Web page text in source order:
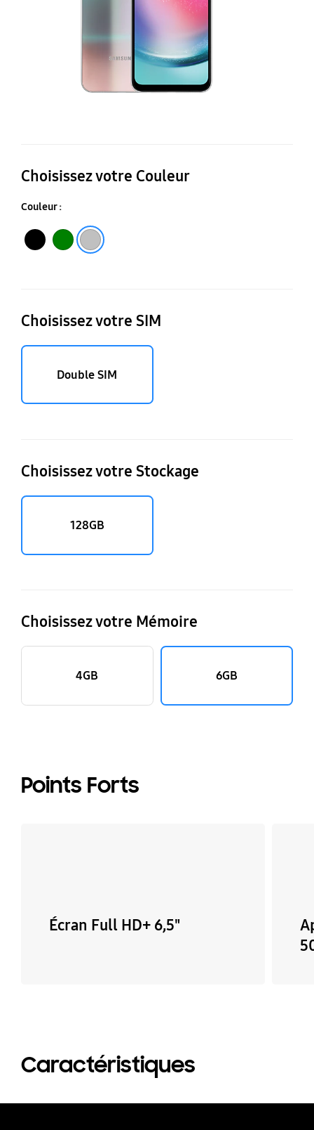
Choisissez votre Couleur
Couleur :
Choisissez votre SIM
Double SIM
Choisissez votre Stockage
128GB
Choisissez votre Mémoire
4GB 6GB
Points Forts
Écran Full HD+ 6,5"
Caractéristiques